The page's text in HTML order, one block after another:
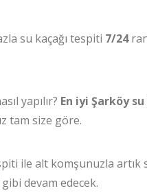
su kaçağı tespiti 7/24
yapılır? En iyi Şarköy
tam size göre.
ile alt komşunuzla artık
devam edecek.